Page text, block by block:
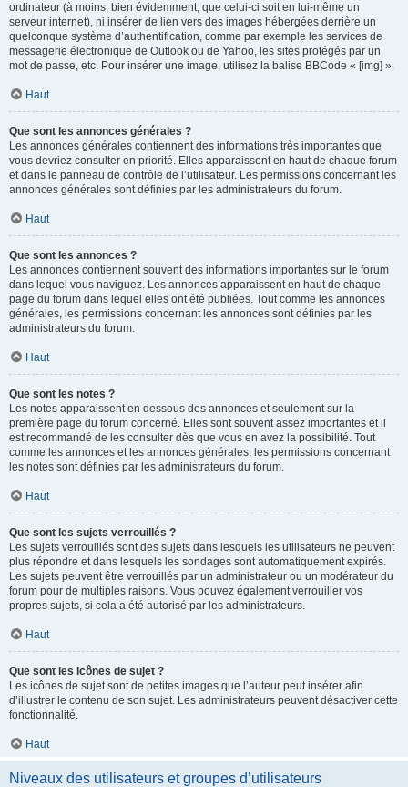
ordinateur (à moins, bien évidemment, que celui-ci soit en lui-même un
serveur internet), ni insérer de lien vers des images hébergées derrière un
quelconque système d’authentification, comme par exemple les services de
messagerie électronique de Outlook ou de Yahoo, les sites protégés par un
mot de passe, etc. Pour insérer une image, utilisez la balise BBCode « [img] ».
Haut
Que sont les annonces générales ?
Les annonces générales contiennent des informations très importantes que
vous devriez consulter en priorité. Elles apparaissent en haut de chaque forum
et dans le panneau de contrôle de l’utilisateur. Les permissions concernant les
annonces générales sont définies par les administrateurs du forum.
Haut
Que sont les annonces ?
Les annonces contiennent souvent des informations importantes sur le forum
dans lequel vous naviguez. Les annonces apparaissent en haut de chaque
page du forum dans lequel elles ont été publiées. Tout comme les annonces
générales, les permissions concernant les annonces sont définies par les
administrateurs du forum.
Haut
Que sont les notes ?
Les notes apparaissent en dessous des annonces et seulement sur la
première page du forum concerné. Elles sont souvent assez importantes et il
est recommandé de les consulter dès que vous en avez la possibilité. Tout
comme les annonces et les annonces générales, les permissions concernant
les notes sont définies par les administrateurs du forum.
Haut
Que sont les sujets verrouillés ?
Les sujets verrouillés sont des sujets dans lesquels les utilisateurs ne peuvent
plus répondre et dans lesquels les sondages sont automatiquement expirés.
Les sujets peuvent être verrouillés par un administrateur ou un modérateur du
forum pour de multiples raisons. Vous pouvez également verrouiller vos
propres sujets, si cela a été autorisé par les administrateurs.
Haut
Que sont les icônes de sujet ?
Les icônes de sujet sont de petites images que l’auteur peut insérer afin
d’illustrer le contenu de son sujet. Les administrateurs peuvent désactiver cette
fonctionnalité.
Haut
Niveaux des utilisateurs et groupes d’utilisateurs